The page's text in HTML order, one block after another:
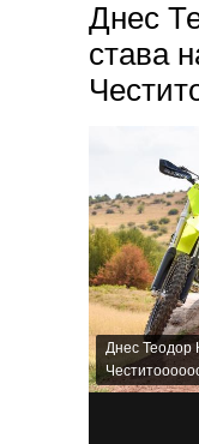
Днес
става
Днес Теодор